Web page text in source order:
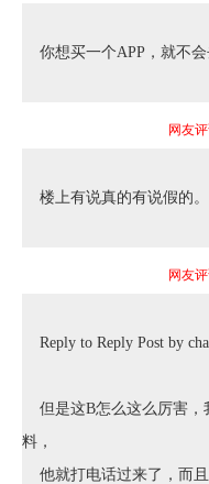
你想买一个APP，就不会
网友
楼上有说真的有说假的。
网友
Reply to Reply Post by
但是这B怎么这么厉害，
料，
他就打电话过来了，而